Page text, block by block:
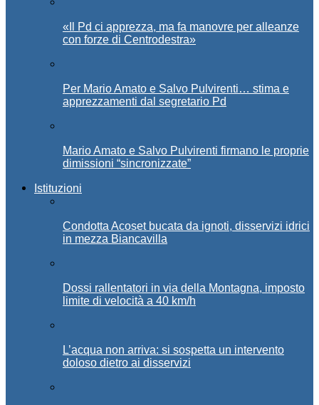
«Il Pd ci apprezza, ma fa manovre per alleanze
con forze di Centrodestra»
Per Mario Amato e Salvo Pulvirenti… stima e
apprezzamenti dal segretario Pd
Mario Amato e Salvo Pulvirenti firmano le proprie
dimissioni “sincronizzate”
Istituzioni
Condotta Acoset bucata da ignoti, disservizi idrici
in mezza Biancavilla
Dossi rallentatori in via della Montagna, imposto
limite di velocità a 40 km/h
L’acqua non arriva: si sospetta un intervento
doloso dietro ai disservizi